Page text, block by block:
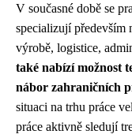
V současné době se
specializují především
výrobě, logistice,
také nabízí možnost
nábor zahraničních
situaci na trhu práce
práce aktivně sledují